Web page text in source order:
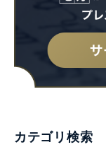
カテゴリ検索